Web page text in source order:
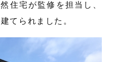
住宅が監修を担当し、
てられました。